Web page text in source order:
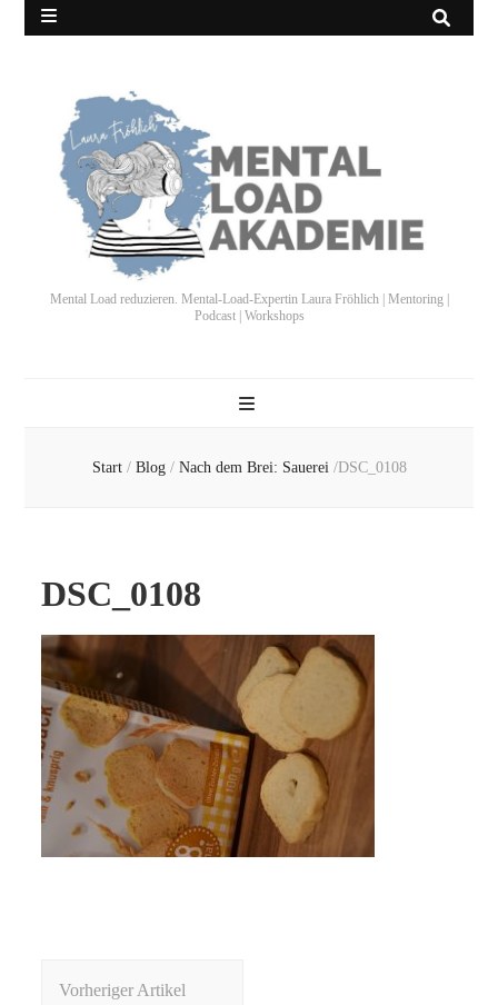
Mental Load reduzieren. Mental-Load-Expertin Laura Fröhlich | Mentoring |
Podcast | Workshops
Start / Blog / Nach dem Brei: Sauerei /DSC_0108
DSC_0108
Vorheriger Artikel